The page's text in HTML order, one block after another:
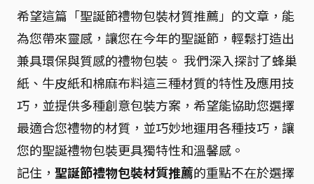
希望這篇「聖誕節禮物包裝材質推薦」的文章，能
為您帶來靈感，讓您在今年的聖誕節，輕鬆打造出
兼具環保與質感的禮物包裝。 我們深入探討了蜂巢
紙、牛皮紙和棉麻布料這三種材質的特性及應用技
巧，並提供多種創意包裝方案，希望能協助您選擇
最適合您禮物的材質，並巧妙地運用各種技巧，讓
您的聖誕禮物包裝更具獨特性和溫馨感。
記住， 聖誕節禮物包裝材質推薦的重點不在於選擇